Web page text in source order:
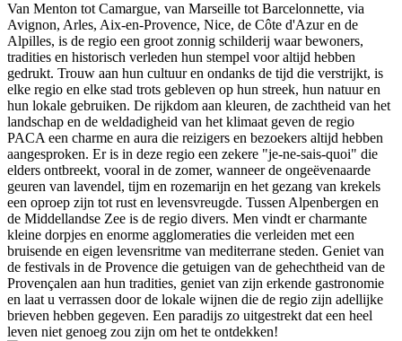
Van Menton tot Camargue, van Marseille tot Barcelonnette, via
Avignon, Arles, Aix-en-Provence, Nice, de Côte d'Azur en de
Alpilles, is de regio een groot zonnig schilderij waar bewoners,
tradities en historisch verleden hun stempel voor altijd hebben
gedrukt. Trouw aan hun cultuur en ondanks de tijd die verstrijkt, is
elke regio en elke stad trots gebleven op hun streek, hun natuur en
hun lokale gebruiken. De rijkdom aan kleuren, de zachtheid van het
landschap en de weldadigheid van het klimaat geven de regio
PACA een charme en aura die reizigers en bezoekers altijd hebben
aangesproken. Er is in deze regio een zekere "je-ne-sais-quoi" die
elders ontbreekt, vooral in de zomer, wanneer de ongeëvenaarde
geuren van lavendel, tijm en rozemarijn en het gezang van krekels
een oproep zijn tot rust en levensvreugde. Tussen Alpenbergen en
de Middellandse Zee is de regio divers. Men vindt er charmante
kleine dorpjes en enorme agglomeraties die verleiden met een
bruisende en eigen levensritme van mediterrane steden. Geniet van
de festivals in de Provence die getuigen van de gehechtheid van de
Provençalen aan hun tradities, geniet van zijn erkende gastronomie
en laat u verrassen door de lokale wijnen die de regio zijn adellijke
brieven hebben gegeven. Een paradijs zo uitgestrekt dat een heel
leven niet genoeg zou zijn om het te ontdekken!